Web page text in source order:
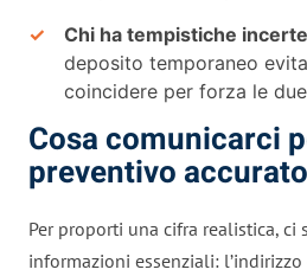
Chi ha tempistiche
deposito temporaneo
coincidere per forza le
Cosa comunicarci
preventivo accurato
Per proporti una cifra realistica, ci
informazioni essenziali: